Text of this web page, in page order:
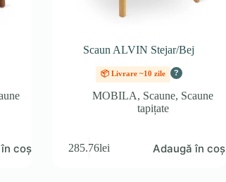
coș
Scaun ALVIN Stejar/Bej
📦 Livrare ~10 zile ?
MOBILA, Scaune, Scaune
tapițate
285.76lei Adaugă în coș